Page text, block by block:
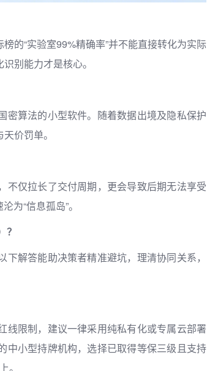
的“实验室99%精确率”并不能直接转化为实际
别能力才是核心。
密算法的小型软件。随着数据出境及隐私保护
价罚单。
不仅拉长了交付周期，更会导致后期无法享受
为“信息孤岛”。
解答能助决策者精准避坑，理清协同关系，
线限制，建议一律采用纯私有化或专属云部署
中小型持牌机构，选择已取得等保三级且支持
。